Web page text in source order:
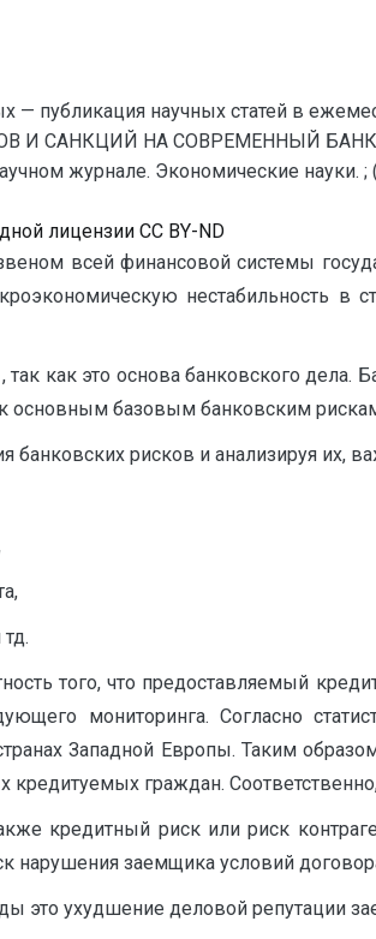
— публикация научных статей в
И САНКЦИЙ НА СОВРЕМЕННЫЙ
журнале. Экономические науки. ;
лицензии CC BY-ND
всей финансовой системы
нестабильность в
как это основа банковского
основным базовым банковским
рисков и анализируя их,
того, что предоставляемый
мониторинга. Согласно
Западной Европы. Таким
граждан.
кредитный риск или риск
нарушения заемщика условий
это ухудшение деловой репутации